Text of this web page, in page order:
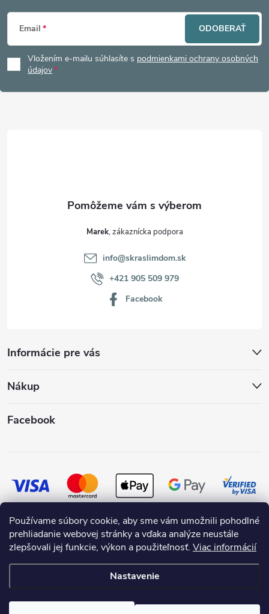
Používame súbory cookie, aby sme vám umožnili pohodlné
prehliadanie webovej stránky a vďaka analýze neustále
zlepšovali jej funkcie, výkon a použiteľnosť. Viac informácií
Nastavenie
Z
á
p
Email
Vložením e-mailu súhlasíte s podmienkami ochrany osobných
údajov
ODOBERAŤ
Informácie pre vás
Nákup
Marek
info@skraslimdom.sk
+421 905 509 979
Facebook
Facebook
SKRASLIMDOM.SK. Všetky práva vyhradené.